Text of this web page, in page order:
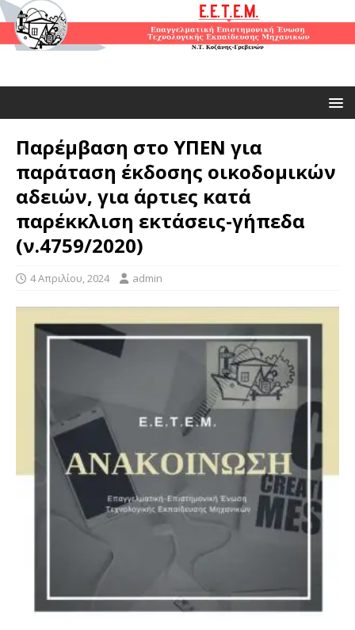
Παρέμβαση στο ΥΠΕΝ για
παράταση έκδοσης οικοδομικών
αδειών, για άρτιες κατά
παρέκκλιση εκτάσεις-γήπεδα
(ν.4759/2020)
4 Απριλίου, 2024 admin